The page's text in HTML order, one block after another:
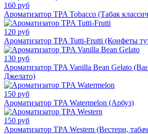
160 руб
Ароматизатор TPA Tobacco (Табак
120 руб
Ароматизатор TPA Tutti-Frutti (Конфеты
130 руб
Ароматизатор TPA Vanilla Bean Gelato
Джелато)
150 руб
Ароматизатор TPA Watermelon (Арбуз)
150 руб
Ароматизатор TPA Western (Вестерн,